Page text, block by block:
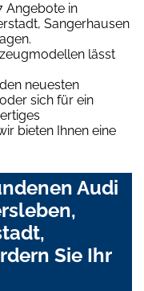
Angebote in
Sangerhausen
lässt
neuesten
sich für ein
bieten Ihnen eine
Audi
Sie Ihr